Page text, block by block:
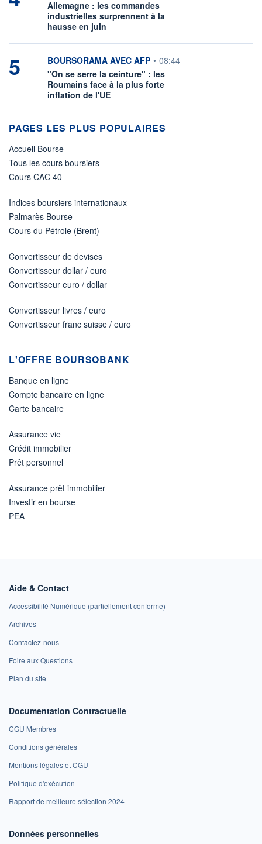
Allemagne : les commandes
industrielles surprennent à la
hausse en juin
5 information fournie par
BOURSORAMA AVEC AFP • 08:44
"On se serre la ceinture" : les
Roumains face à la plus forte
inflation de l'UE
PAGES LES PLUS POPULAIRES
Accueil Bourse
Tous les cours boursiers
Cours CAC 40
Indices boursiers internationaux
Palmarès Bourse
Cours du Pétrole (Brent)
Convertisseur de devises
Convertisseur dollar / euro
Convertisseur euro / dollar
Convertisseur livres / euro
Convertisseur franc suisse / euro
L'OFFRE BOURSOBANK
Banque en ligne
Compte bancaire en ligne
Carte bancaire
Assurance vie
Crédit immobilier
Prêt personnel
Assurance prêt immobilier
Investir en bourse
PEA
Aide & Contact
Accessibilité Numérique (partiellement conforme)
Archives
Contactez-nous
Foire aux Questions
Plan du site
Documentation Contractuelle
CGU Membres
Conditions générales
Mentions légales et CGU
Politique d'exécution
Rapport de meilleure sélection 2024
Données personnelles